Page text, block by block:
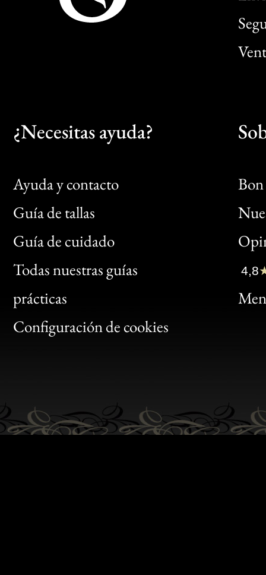
¿Necesitas ayuda?
Ayuda y contacto
Guía de tallas
Guía de cuidado
Todas nuestras guías
prácticas
Configuración de cookies
Bon
Clic
Bon
4,8